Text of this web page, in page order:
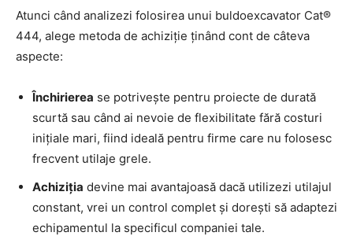
Atunci când analizezi folosirea unui buldoexcavator Cat®
444, alege metoda de achiziție ținând cont de câteva
aspecte:
Închirierea se potrivește pentru proiecte de durată
scurtă sau când ai nevoie de flexibilitate fără costuri
inițiale mari, fiind ideală pentru firme care nu folosesc
frecvent utilaje grele.
Achiziția devine mai avantajoasă dacă utilizezi utilajul
constant, vrei un control complet și dorești să adaptezi
echipamentul la specificul companiei tale.